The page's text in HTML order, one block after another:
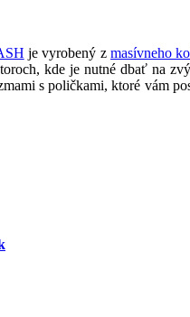
je vyrobený zmasívneho
kde je nutné dbať na
s poličkami, ktoré vám